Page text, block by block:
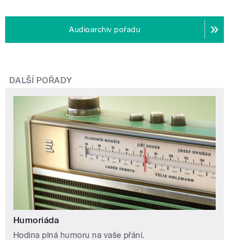
Audioarchiv pořadu
DALŠÍ POŘADY
Humoriáda
Hodina plná humoru na vaše přání.